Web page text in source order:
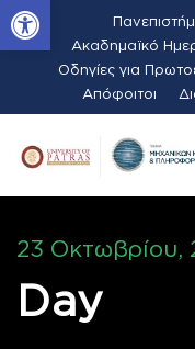
Ανοίξτε τη γραμμή εργαλείων
Ακαδημαϊκό
Οδηγίες για
Απόφοιτοι
23 Οκτωβρίου,
Day